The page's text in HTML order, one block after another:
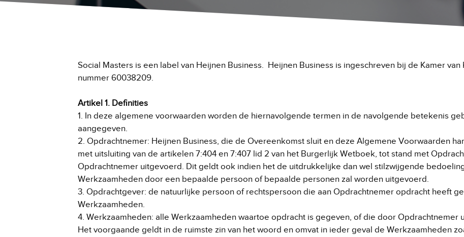
Social Masters is een label van Heijnen Business. Heijnen Business is ingeschreven bij de Kamer
nummer 60038209.
Artikel 1. Definities
1. In deze algemene voorwaarden worden de hiernavolgende termen in de navolgende betekenis
aangegeven.
2. Opdrachtnemer: Heijnen Business, die de Overeenkomst sluit en deze Algemene Voorwaarden
met uitsluiting van de artikelen 7:404 en 7:407 lid 2 van het Burgerlijk Wetboek, tot stand met
Opdrachtnemer uitgevoerd. Dit geldt ook indien het de uitdrukkelijke dan wel stilzwijgende
Werkzaamheden door een bepaalde persoon of bepaalde personen zal worden uitgevoerd.
3. Opdrachtgever: de natuurlijke persoon of rechtspersoon die aan Opdrachtnemer opdracht heeft
Werkzaamheden.
4. Werkzaamheden: alle Werkzaamheden waartoe opdracht is gegeven, of die door Opdrachtnemer
Het voorgaande geldt in de ruimste zin van het woord en omvat in ieder geval de Werkzaamheden